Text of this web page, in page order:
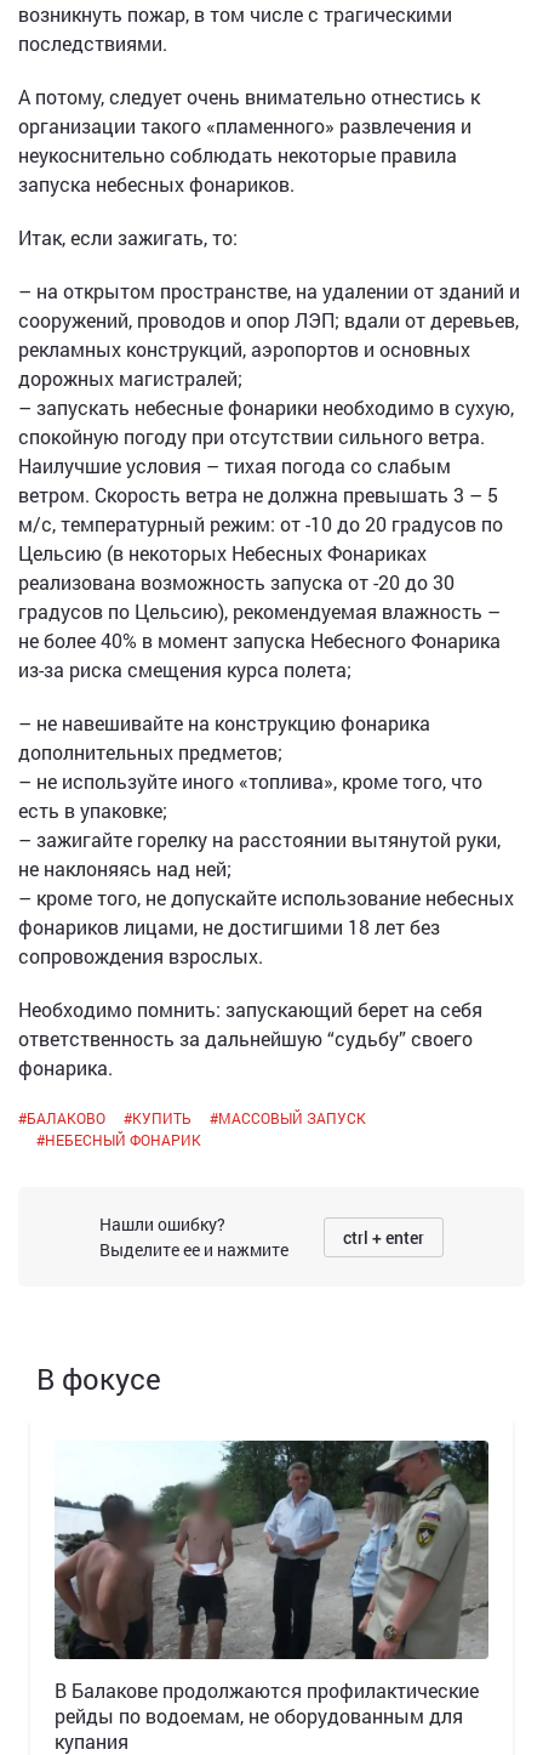
возникнуть пожар, в том числе с трагическими
последствиями.
А потому, следует очень внимательно отнестись к
организации такого «пламенного» развлечения и
неукоснительно соблюдать некоторые правила
запуска небесных фонариков.
Итак, если зажигать, то:
– на открытом пространстве, на удалении от зданий и
сооружений, проводов и опор ЛЭП; вдали от деревьев,
рекламных конструкций, аэропортов и основных
дорожных магистралей;
– запускать небесные фонарики необходимо в сухую,
спокойную погоду при отсутствии сильного ветра.
Наилучшие условия – тихая погода со слабым
ветром. Скорость ветра не должна превышать 3 – 5
м/с, температурный режим: от -10 до 20 градусов по
Цельсию (в некоторых Небесных Фонариках
реализована возможность запуска от -20 до 30
градусов по Цельсию), рекомендуемая влажность –
не более 40% в момент запуска Небесного Фонарика
из-за риска смещения курса полета;
– не навешивайте на конструкцию фонарика
дополнительных предметов;
– не используйте иного «топлива», кроме того, что
есть в упаковке;
– зажигайте горелку на расстоянии вытянутой руки,
не наклоняясь над ней;
– кроме того, не допускайте использование небесных
фонариков лицами, не достигшими 18 лет без
сопровождения взрослых.
Необходимо помнить: запускающий берет на себя
ответственность за дальнейшую “судьбу” своего
фонарика.
#БАЛАКОВО #КУПИТЬ #МАССОВЫЙ ЗАПУСК
#НЕБЕСНЫЙ ФОНАРИК
Нашли ошибку?
Выделите ее и нажмите
ctrl + enter
В фокусе
В Балакове продолжаются профилактические
рейды по водоемам, не оборудованным для
купания